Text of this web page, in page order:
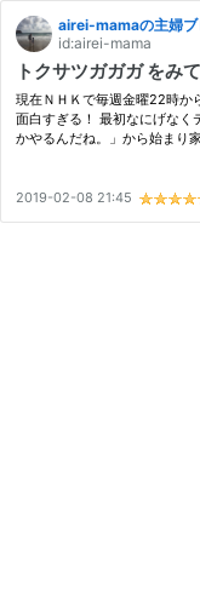
airei-mamaの主婦ブ
id:airei-mama
トクサツガガガ をみ
現在ＮＨＫで毎週金曜22時か
面白すぎる！ 最初なにげなく
かやるんだね。」から始まり
せ…
2019-02-08 21:45